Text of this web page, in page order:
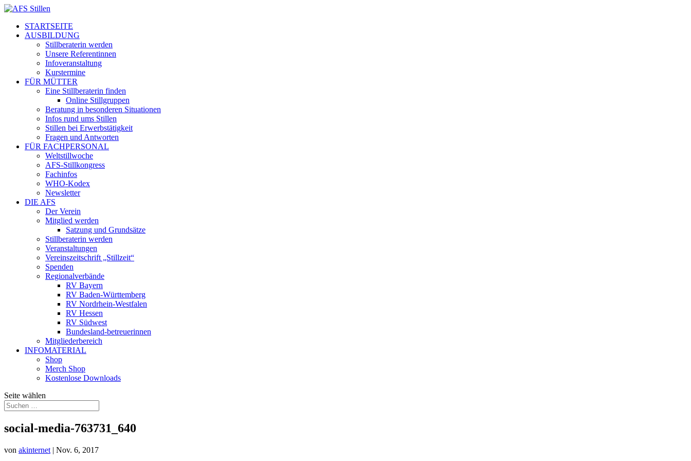
STARTSEITE
AUSBILDUNG
Stillberaterin werden
Unsere Referentinnen
Infoveranstaltung
Kurstermine
FÜR MÜTTER
Eine Stillberaterin finden
Online Stillgruppen
Beratung in besonderen Situationen
Infos rund ums Stillen
Stillen bei Erwerbstätigkeit
Fragen und Antworten
FÜR FACHPERSONAL
Weltstillwoche
AFS-Stillkongress
Fachinfos
WHO-Kodex
Newsletter
DIE AFS
Der Verein
Mitglied werden
Satzung und Grundsätze
Stillberaterin werden
Veranstaltungen
Vereinszeitschrift „Stillzeit“
Spenden
Regionalverbände
RV Bayern
RV Baden-Württemberg
RV Nordrhein-Westfalen
RV Hessen
RV Südwest
Bundesland-betreuerinnen
Mitgliederbereich
INFOMATERIAL
Shop
Merch Shop
Kostenlose Downloads
Seite wählen
social-media-763731_640
von akinternet | Nov. 6, 2017